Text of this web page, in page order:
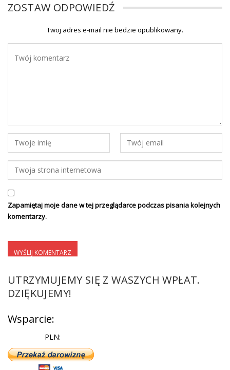
ZOSTAW ODPOWIEDŹ
Twoj adres e-mail nie bedzie opublikowany.
Zapamiętaj moje dane w tej przeglądarce podczas pisania kolejnych
komentarzy.
UTRZYMUJEMY SIĘ Z WASZYCH WPŁAT.
DZIĘKUJEMY!
Wsparcie:
PLN: